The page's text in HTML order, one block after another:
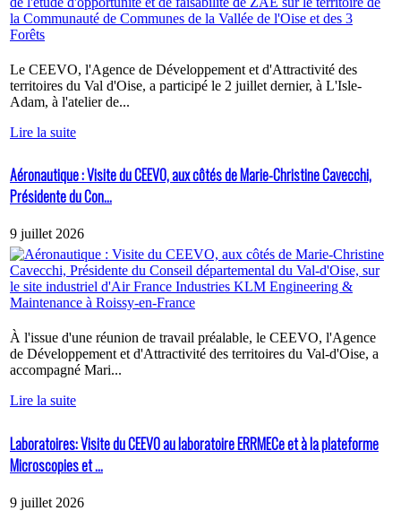
Le CEEVO, l'Agence de Développement et d'Attractivité des
territoires du Val d'Oise, a participé le 2 juillet dernier, à L'Isle-
Adam, à l'atelier de...
Lire la suite
Aéronautique : Visite du CEEVO, aux côtés de Marie-Christine Cavecchi,
Présidente du Con...
9 juillet 2026
À l'issue d'une réunion de travail préalable, le CEEVO, l'Agence
de Développement et d'Attractivité des territoires du Val-d'Oise, a
accompagné Mari...
Lire la suite
Laboratoires: Visite du CEEVO au laboratoire ERRMECe et à la plateforme
Microscopies et ...
9 juillet 2026